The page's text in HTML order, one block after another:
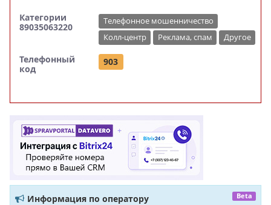
Категории
89035063220
Телефонное мошенничество
Колл-центр
Реклама, спам Другое
Телефонный
код
903
Информация по оператору Beta